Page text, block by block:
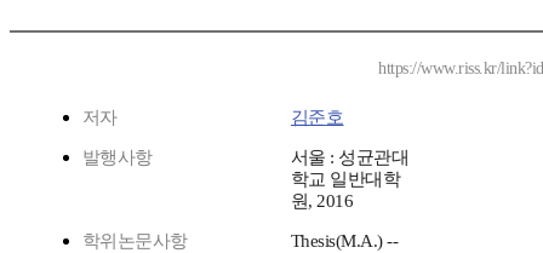
https://www.riss.kr/
저자 김준호
발행사항
서울 : 성균관대
학교 일반대학
원, 2016
학위논문사항
Thesis(M.A.) --